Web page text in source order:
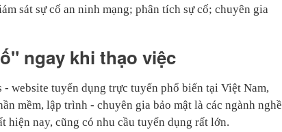
sát sự cố an ninh mạng; phân tích sự cố; chuyên gia
ngay khi thạo việc
website tuyển dụng trực tuyến phổ biến tại Việt Nam,
mềm, lập trình - chuyên gia bảo mật là các ngành nghề
hiện nay, cũng có nhu cầu tuyển dụng rất lớn.